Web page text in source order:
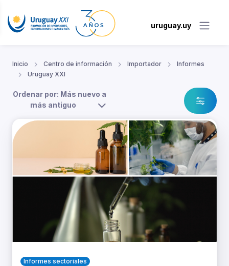
uruguay.uy
Inicio Centro de información Importador
Informes
Uruguay XXI
Ordenar por: Más nuevo a
más antiguo
Informes sectoriales